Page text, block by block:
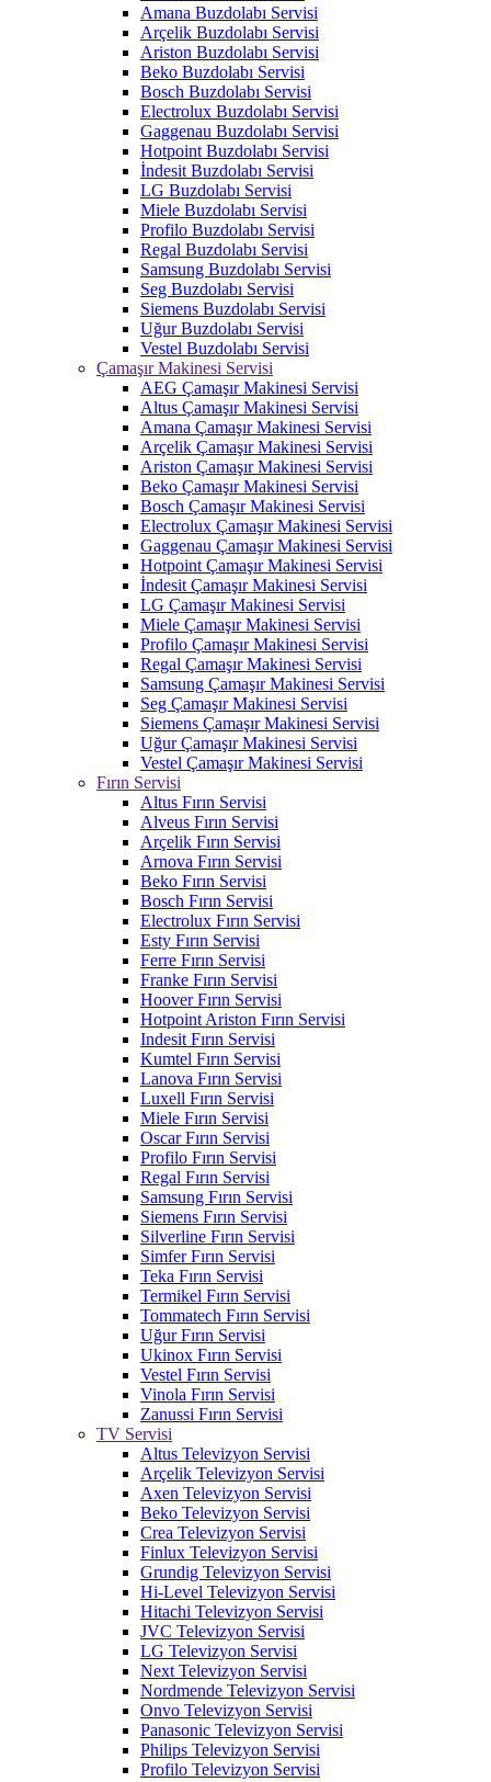
Amana Buzdolabı Servisi
Arçelik Buzdolabı Servisi
Ariston Buzdolabı Servisi
Beko Buzdolabı Servisi
Bosch Buzdolabı Servisi
Electrolux Buzdolabı Servisi
Gaggenau Buzdolabı Servisi
Hotpoint Buzdolabı Servisi
İndesit Buzdolabı Servisi
LG Buzdolabı Servisi
Miele Buzdolabı Servisi
Profilo Buzdolabı Servisi
Regal Buzdolabı Servisi
Samsung Buzdolabı Servisi
Seg Buzdolabı Servisi
Siemens Buzdolabı Servisi
Uğur Buzdolabı Servisi
Vestel Buzdolabı Servisi
Çamaşır Makinesi Servisi
AEG Çamaşır Makinesi Servisi
Altus Çamaşır Makinesi Servisi
Amana Çamaşır Makinesi Servisi
Arçelik Çamaşır Makinesi Servisi
Ariston Çamaşır Makinesi Servisi
Beko Çamaşır Makinesi Servisi
Bosch Çamaşır Makinesi Servisi
Electrolux Çamaşır Makinesi Servisi
Gaggenau Çamaşır Makinesi Servisi
Hotpoint Çamaşır Makinesi Servisi
İndesit Çamaşır Makinesi Servisi
LG Çamaşır Makinesi Servisi
Miele Çamaşır Makinesi Servisi
Profilo Çamaşır Makinesi Servisi
Regal Çamaşır Makinesi Servisi
Samsung Çamaşır Makinesi Servisi
Seg Çamaşır Makinesi Servisi
Siemens Çamaşır Makinesi Servisi
Uğur Çamaşır Makinesi Servisi
Vestel Çamaşır Makinesi Servisi
Fırın Servisi
Altus Fırın Servisi
Alveus Fırın Servisi
Arçelik Fırın Servisi
Arnova Fırın Servisi
Beko Fırın Servisi
Bosch Fırın Servisi
Electrolux Fırın Servisi
Esty Fırın Servisi
Ferre Fırın Servisi
Franke Fırın Servisi
Hoover Fırın Servisi
Hotpoint Ariston Fırın Servisi
Indesit Fırın Servisi
Kumtel Fırın Servisi
Lanova Fırın Servisi
Luxell Fırın Servisi
Miele Fırın Servisi
Oscar Fırın Servisi
Profilo Fırın Servisi
Regal Fırın Servisi
Samsung Fırın Servisi
Siemens Fırın Servisi
Silverline Fırın Servisi
Simfer Fırın Servisi
Teka Fırın Servisi
Termikel Fırın Servisi
Tommatech Fırın Servisi
Uğur Fırın Servisi
Ukinox Fırın Servisi
Vestel Fırın Servisi
Vinola Fırın Servisi
Zanussi Fırın Servisi
TV Servisi
Altus Televizyon Servisi
Arçelik Televizyon Servisi
Axen Televizyon Servisi
Beko Televizyon Servisi
Crea Televizyon Servisi
Finlux Televizyon Servisi
Grundig Televizyon Servisi
Hi-Level Televizyon Servisi
Hitachi Televizyon Servisi
JVC Televizyon Servisi
LG Televizyon Servisi
Next Televizyon Servisi
Nordmende Televizyon Servisi
Onvo Televizyon Servisi
Panasonic Televizyon Servisi
Philips Televizyon Servisi
Profilo Televizyon Servisi